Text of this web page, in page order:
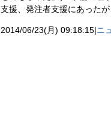
支援、発注者支援にあった
2014/06/23(月) 09:18:15|ニ